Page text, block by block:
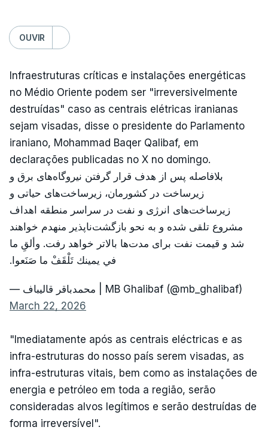
OUVIR
Infraestruturas críticas e instalações energéticas
no Médio Oriente podem ser "irreversivelmente
destruídas" caso as centrais elétricas iranianas
sejam visadas, disse o presidente do Parlamento
iraniano, Mohammad Baqer Qalibaf, em
declarações publicadas no X no domingo.
بلافاصله پس از هدف قرار گرفتن نیروگاه‌های برق و
زیرساخت در کشورمان، زیرساخت‌های حیاتی و
زیرساخت‌های انرژی و نفت در سراسر منطقه اهداف
مشروع تلقی شده و به نحو بازگشت‌ناپذیر منهدم خواهند
شد و قیمت نفت برای مدت‌ها بالاتر خواهد رفت. وألقِ ما
في يمينك تَلْقَفْ ما صَنَعوا.
— محمدباقر قالیباف | MB Ghalibaf (@mb_ghalibaf)
March 22, 2026
"Imediatamente após as centrais eléctricas e as
infra-estruturas do nosso país serem visadas, as
infra-estruturas vitais, bem como as instalações de
energia e petróleo em toda a região, serão
consideradas alvos legítimos e serão destruídas de
forma irreversível".